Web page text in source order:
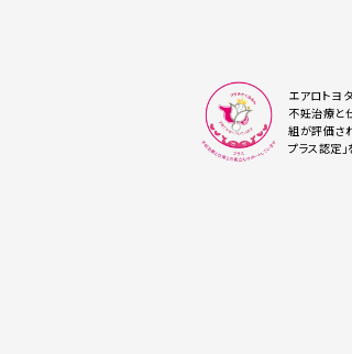
エアロトヨ
不妊治療と
組が評価さ
プラス認定」